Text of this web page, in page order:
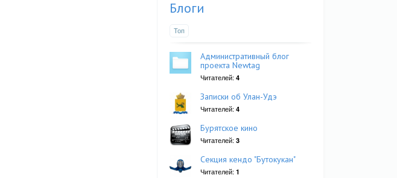
Блоги
Топ
Административный блог
проекта Newtag
Читателей: 4
Записки об Улан-Удэ
Читателей: 4
Бурятское кино
Читателей: 3
Секция кендо "Бутокукан"
Читателей: 1